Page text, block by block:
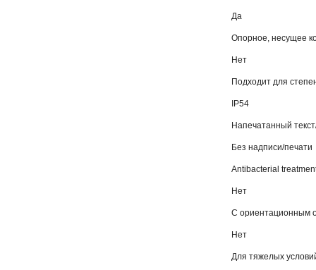
Да
Опорное, несущее
Нет
Подходит для
IP54
Напечатанный
Без надписи/печати
Antibacterial
Нет
С ориентационным
Нет
Для тяжелых